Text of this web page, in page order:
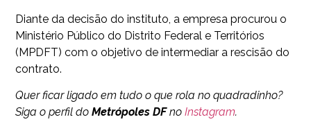
Diante da decisão do instituto, a empresa procurou o
Ministério Público do Distrito Federal e Territórios
(MPDFT) com o objetivo de intermediar a rescisão do
contrato.
Quer ficar ligado em tudo o que rola no quadradinho?
Siga o perfil do Metrópoles DFno Instagram.